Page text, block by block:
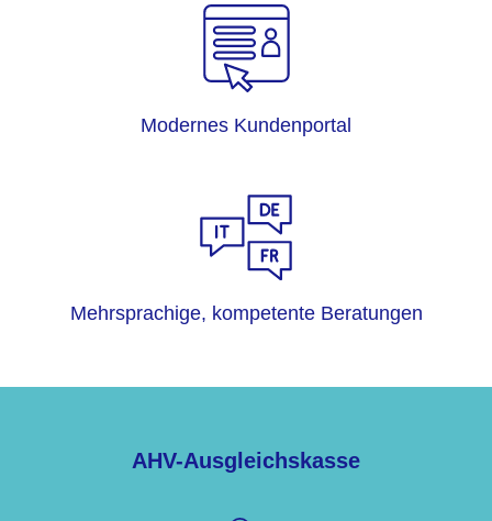
Modernes Kundenportal
Mehrsprachige, kompetente Beratungen
AHV-Ausgleichskasse